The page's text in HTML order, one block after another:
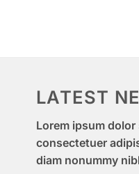
LATEST
Lorem ipsum dolor
consectetuer
diam nonummy
New Client
Lorem ipsum
consectetuer